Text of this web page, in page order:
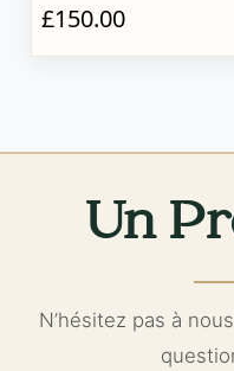
£150.00
Un
N’hésitez pas à